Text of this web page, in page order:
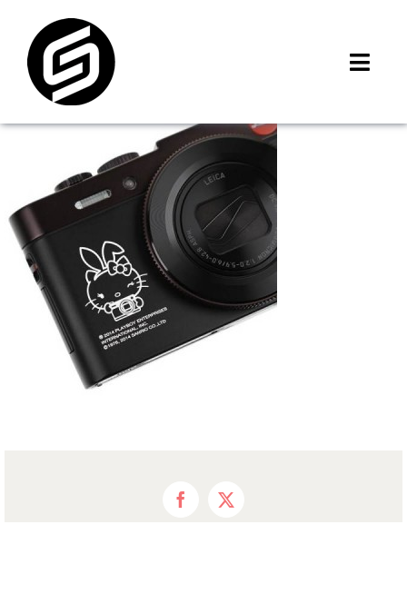
content
iMCheck APP
iPhone 回收價
線上商城
3C租賃
MSI 舊換新
最新資訊
Facebook
X